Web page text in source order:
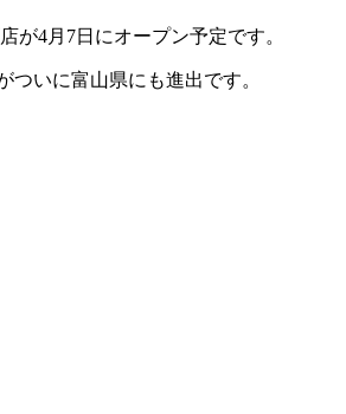
が4月7日にオープン予定です。
ついに富山県にも進出です。